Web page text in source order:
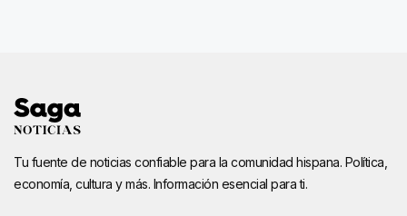
Tu fuente de noticias confiable para la comunidad hispana. Política,
economía, cultura y más. Información esencial para ti.